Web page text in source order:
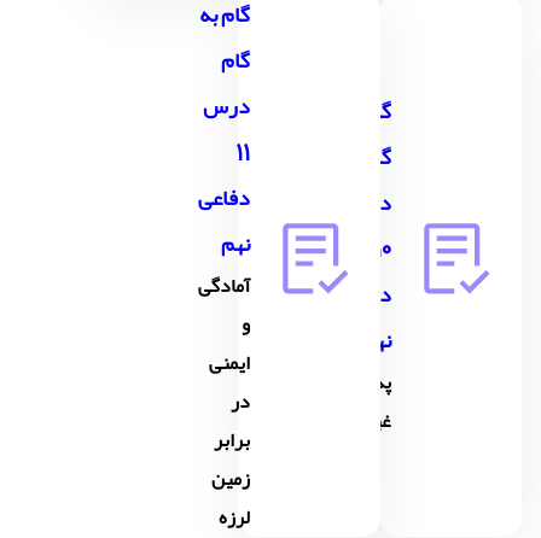
گام به
گام
درس
10
دفاعی
نهم
پدافند
غیرعامل
گام به
گام
درس
11
دفاعی
نهم
آمادگی
و
ایمنی
در
برابر
زمین
لرزه